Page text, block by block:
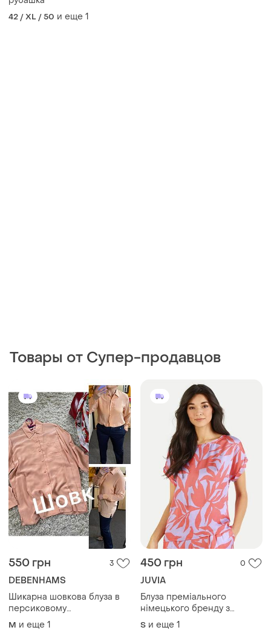
42 / XL / 50 и еще 1
Товары от Супер-продавцов
550 грн 3
DEBENHAMS
Шикарна шовкова блуза в
персиковому
кольорі,debenhams,p.10-12
M и еще 1
450 грн 0
JUVIA
Блуза преміального
німецького бренду з
віскозного сатину
S и еще 1